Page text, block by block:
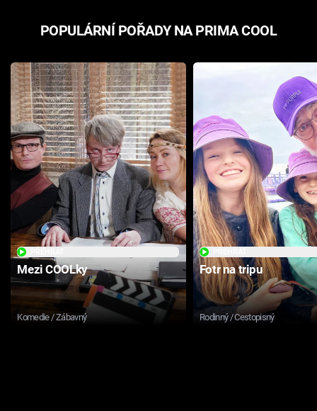
POPULÁRNÍ POŘADY NA PRIMA COOL
Mezi COOLky
Komedie / Zábavný
Fotr na tripu
Rodinný / Cestopisný